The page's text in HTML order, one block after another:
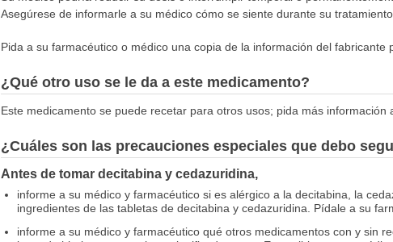
Asegúrese de informarle a su médico cómo se siente durante su
Pida a su farmacéutico o médico una copia de la información del fabricante
¿Qué otro uso se le da a este medicamento?
Este medicamento se puede recetar para otros usos; pida más información
¿Cuáles son las precauciones especiales que debo
Antes de tomar decitabina y cedazuridina,
informe a su médico y farmacéutico si es alérgico a la decitabina, la
ingredientes de las tabletas de decitabina y cedazuridina. Pídale a su
informe a su médico y farmacéutico qué otros medicamentos con y sin